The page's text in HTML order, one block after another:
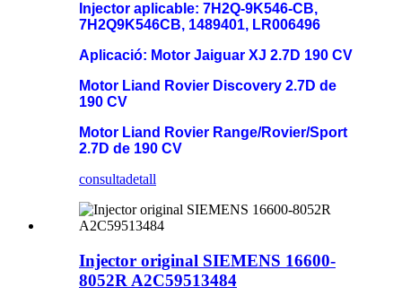
Injector aplicable: 7H2Q-9K546-CB,
7H2Q9K546CB, 1489401, LR006496
Aplicació: Motor Jaiguar XJ 2.7D 190 CV
Motor Liand Rovier Discovery 2.7D de
190 CV
Motor Liand Rovier Range/Rovier/Sport
2.7D de 190 CV
consultadetall
Injector original SIEMENS 16600-
8052R A2C59513484